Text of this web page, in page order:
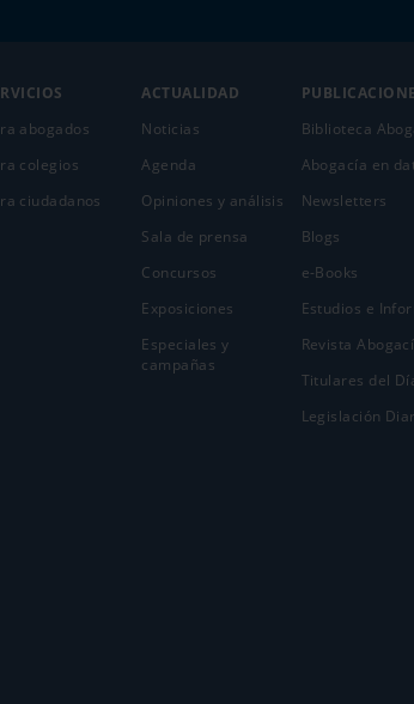
abogados
colegios
ciudadanos
ACTUALIDAD
Noticias
Agenda
Opiniones y análisis
Sala de prensa
Concursos
Exposiciones
Especiales y
campañas
Biblioteca
Abogacía en
Newsletters
Blogs
e-Books
Estudios e
Revista
Titulares del
Legislación